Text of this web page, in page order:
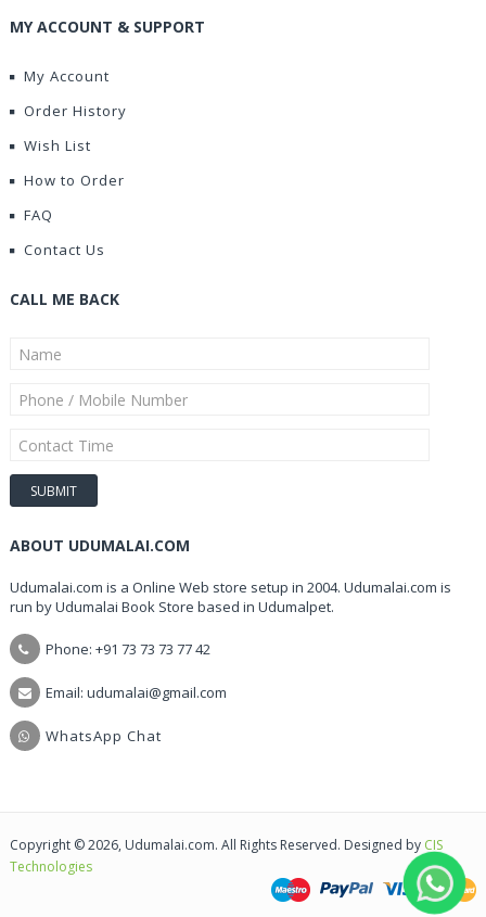
MY ACCOUNT & SUPPORT
My Account
Order History
Wish List
How to Order
FAQ
Contact Us
CALL ME BACK
ABOUT UDUMALAI.COM
Udumalai.com is a Online Web store setup in 2004. Udumalai.com is
run by Udumalai Book Store based in Udumalpet.
Phone: +91 73 73 73 77 42
Email: udumalai@gmail.com
WhatsApp Chat
Copyright © 2026, Udumalai.com. All Rights Reserved. Designed by CIS
Technologies